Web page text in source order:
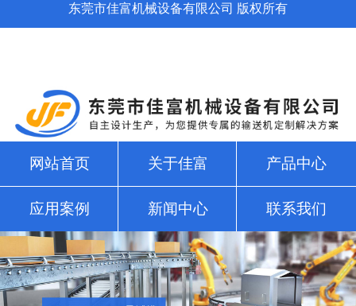
东莞市佳富机械设备有限公司 版权所有
网站首页 关于佳富 产品中心
应用案例 新闻中心 联系我们